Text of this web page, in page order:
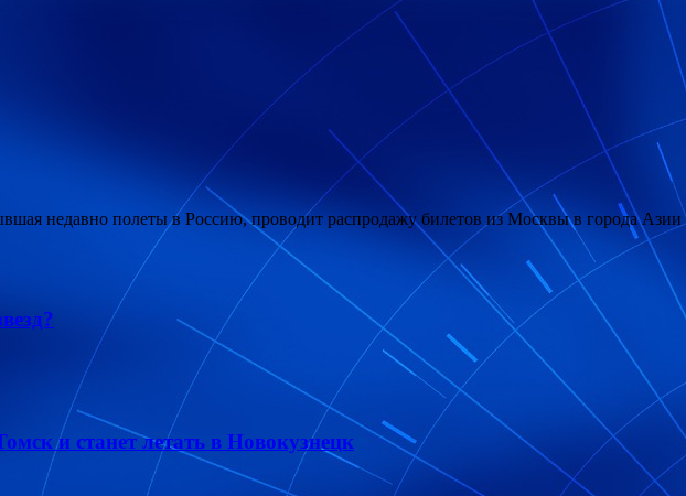
недавно полеты в Россию, проводит распродажу билетов из Москвы в города
и станет летать в Новокузнецк